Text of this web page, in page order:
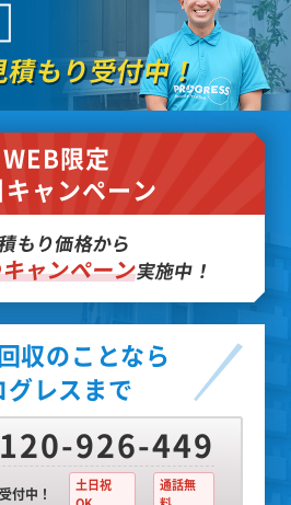
もり受付中！
WEB限定
ャンペーン
もり価格から
ャンペーン実施中！
収のことなら
グレスまで
926-449
付中！
土日祝
通話無